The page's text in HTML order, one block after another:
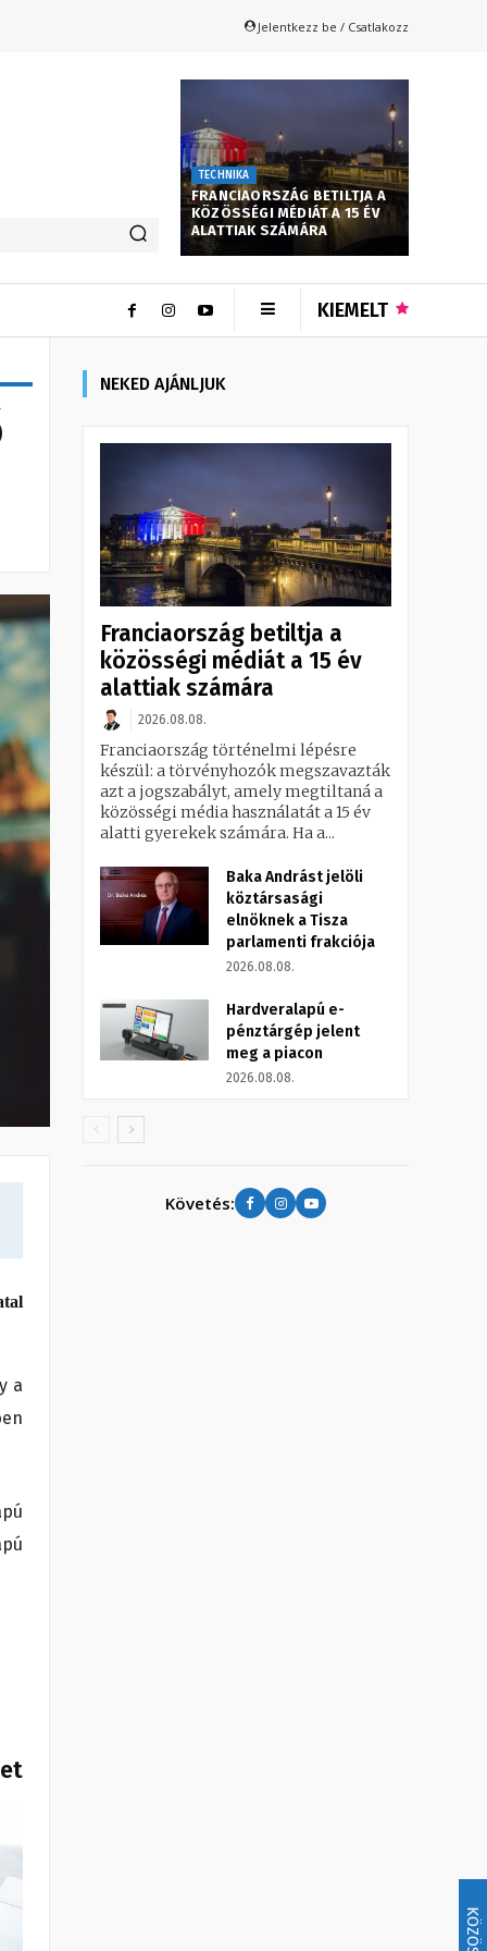
Jelentkezz be / Csatlakozz
TECHNIKA
FRANCIAORSZÁG BETILTJA A
KÖZÖSSÉGI MÉDIÁT A 15 ÉV
ALATTIAK SZÁMÁRA
KIEMELT
a
NEKED AJÁNLJUK
Franciaország betiltja a
közösségi médiát a 15 év
alattiak számára
2026.08.08.
Franciaország történelmi lépésre
készül: a törvényhozók megszavazták
azt a jogszabályt, amely megtiltaná a
közösségi média használatát a 15 év
alatti gyerekek számára. Ha a...
Baka Andrást jelöli
köztársasági
elnöknek a Tisza
parlamenti frakciója
2026.08.08.
Hardveralapú e-
pénztárgép jelent
meg a piacon
2026.08.08.
Követés: